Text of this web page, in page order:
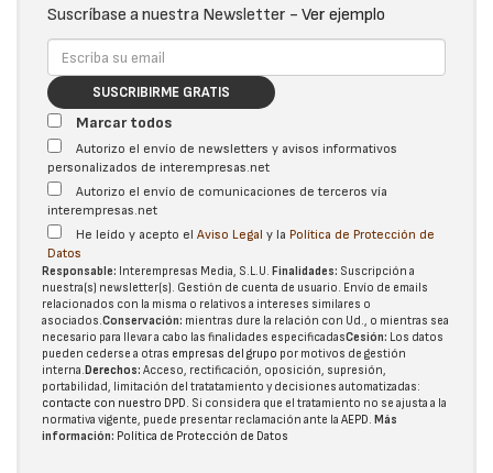
Suscríbase a nuestra Newsletter - Ver ejemplo
SUSCRIBIRME GRATIS
Marcar todos
Autorizo el envío de newsletters y avisos informativos
personalizados de interempresas.net
Autorizo el envío de comunicaciones de terceros vía
interempresas.net
He leído y acepto el Aviso Legal y la Política de Protección de
Datos
Responsable: Interempresas Media, S.L.U. Finalidades: Suscripción a
nuestra(s) newsletter(s). Gestión de cuenta de usuario. Envío de emails
relacionados con la misma o relativos a intereses similares o
asociados.Conservación: mientras dure la relación con Ud., o mientras sea
necesario para llevar a cabo las finalidades especificadasCesión: Los datos
pueden cederse a otras empresas del grupo por motivos de gestión
interna.Derechos: Acceso, rectificación, oposición, supresión,
portabilidad, limitación del tratatamiento y decisiones automatizadas:
contacte con nuestro DPD. Si considera que el tratamiento no se ajusta a la
normativa vigente, puede presentar reclamación ante la AEPD. Más
información: Política de Protección de Datos